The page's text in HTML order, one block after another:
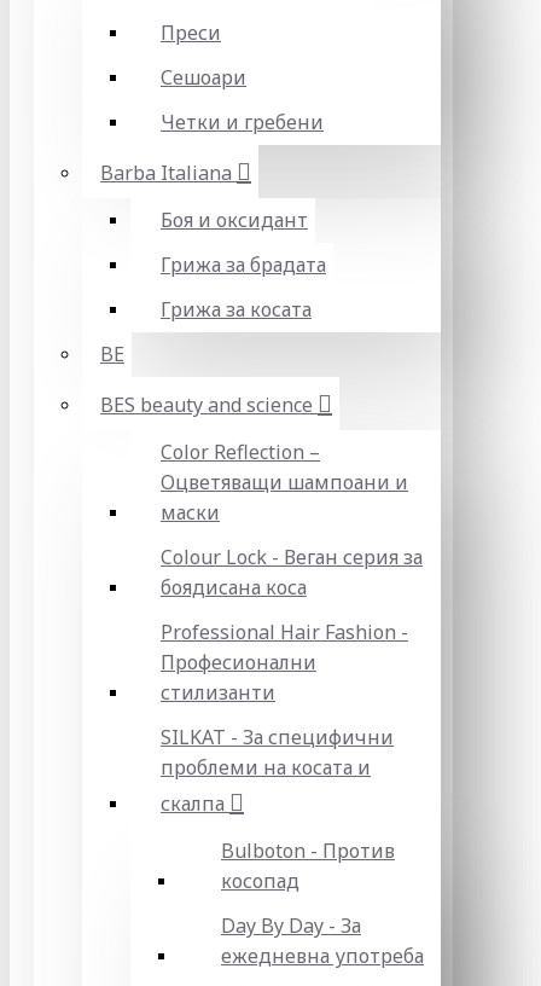
Преси
Сешоари
Четки и гребени
Barba Italiana
Боя и оксидант
Грижа за брадата
Грижа за косата
BE
BES beauty and science
Color Reflection –
Оцветяващи шампоани и
маски
Colour Lock - Веган серия за
боядисана коса
Professional Hair Fashion -
Професионални
стилизанти
SILKAT - За специфични
проблеми на косата и
скалпа
Bulboton - Против
косопад
Day By Day - За
ежедневна употреба